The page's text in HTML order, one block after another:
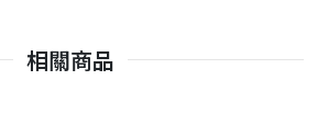
相關商品